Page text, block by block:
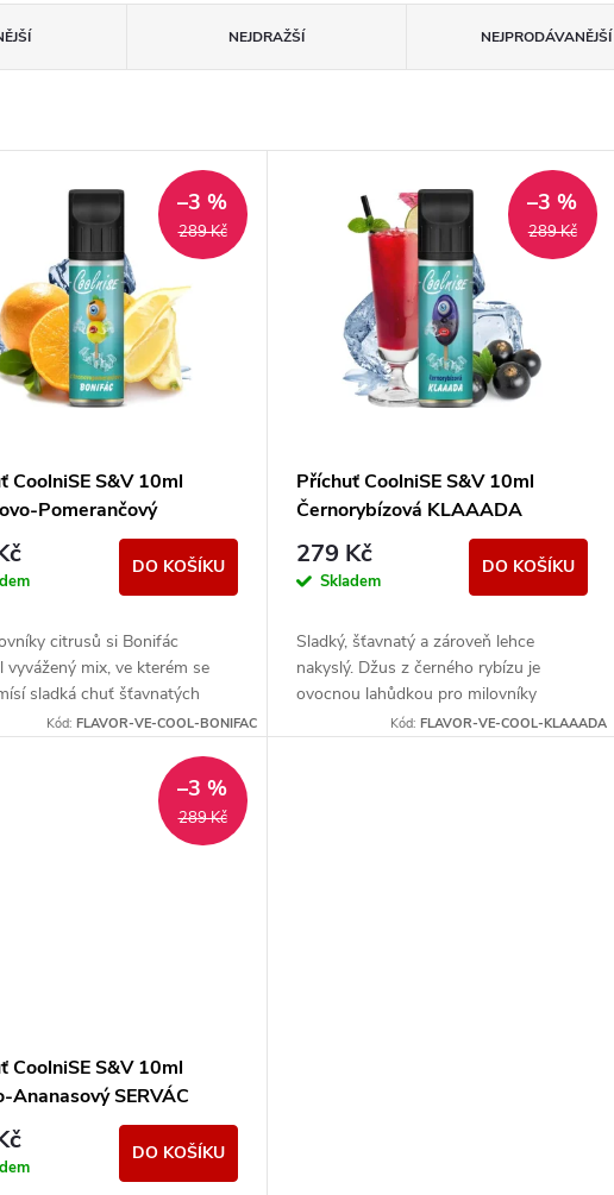
NEJDRAŽŠÍ NEJPRODÁVANĚJŠÍ
289 Kč
–3 %
CoolniSE S&V 10ml
Pomerančový
DO KOŠÍKU
citrusů si Bonifác
vyvážený mix, ve kterém se
sladká chuť šťavnatých
a kyselé tóny zralých
Kód: FLAVOR-VE-COOL-BONIFAC
289 Kč
–3 %
Příchuť CoolniSE S&V 10ml
Černorybízová KLAAADA
279 Kč
Skladem
DO KOŠÍKU
Sladký, šťavnatý a zároveň lehce
nakyslý. Džus z černého rybízu je
ovocnou lahůdkou pro milovníky
intenzivních příchutí se silnými tóny,
Kód: FLAVOR-VE-COOL-KLAAADA
289 Kč
–3 %
CoolniSE S&V 10ml
Ananasový SERVÁC
DO KOŠÍKU